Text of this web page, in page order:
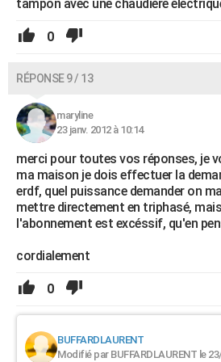
tampon avec une chaudière
0
RÉPONSE 9 / 13
maryline
23 janv. 2012 à 10:14
merci pour toutes vos réponses, je
ma maison je dois effectuer la
erdf, quel puissance demander on
mettre directement en triphasé,
l'abonnement est excéssif, qu'en
cordialement
0
BUFFARDLAURENT
Modifié par BUFFARDLAURENT le